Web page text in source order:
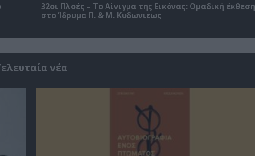
32οι Πλοές – Το Αίνιγμα της Εικόνας: Ομαδική έκθεση
στο Ίδρυμα Π. & Μ. Κυδωνιέως
νέα